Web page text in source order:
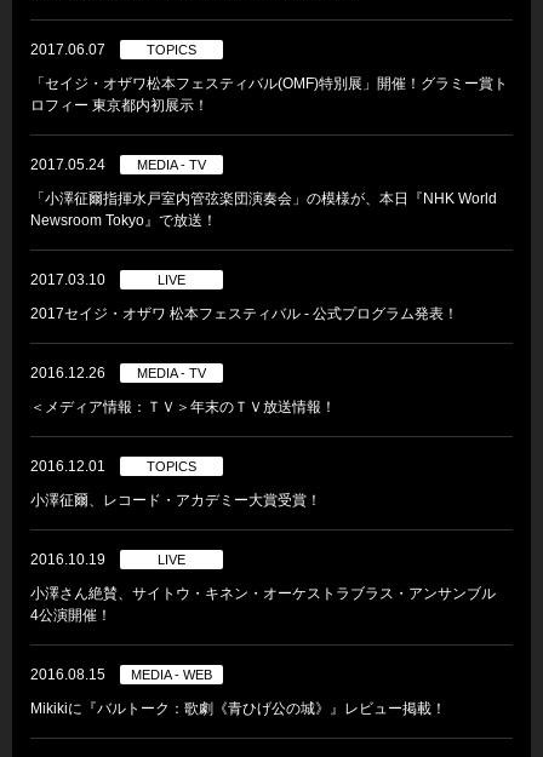
2017.06.07 TOPICS
「セイジ・オザワ松本フェスティバル(OMF)特別展」開催！グラミー賞ト
ロフィー 東京都内初展示！
2017.05.24 MEDIA - TV
「小澤征爾指揮水戸室内管弦楽団演奏会」の模様が、本日『NHK World
Newsroom Tokyo』で放送！
2017.03.10 LIVE
2017セイジ・オザワ 松本フェスティバル - 公式プログラム発表！
2016.12.26 MEDIA - TV
＜メディア情報：ＴＶ＞年末のＴＶ放送情報！
2016.12.01 TOPICS
小澤征爾、レコード・アカデミー大賞受賞！
2016.10.19 LIVE
小澤さん絶賛、サイトウ・キネン・オーケストラブラス・アンサンブル
4公演開催！
2016.08.15 MEDIA - WEB
Mikikiに『バルトーク：歌劇《青ひげ公の城》』レビュー掲載！